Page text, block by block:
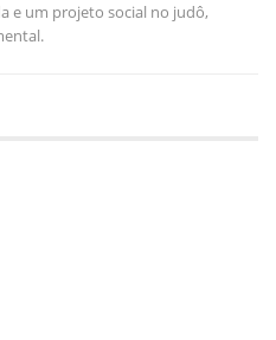
e um projeto social no judô,